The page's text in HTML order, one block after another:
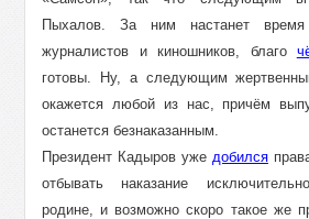
Пыхалов. За ним настанет время
журналистов и киношников, благо
готовы. Ну, а следующим
окажется любой из нас, причём
останется безнаказанным.
Президент Кадыров уже добился
отбывать наказание
родине, и возможно скоро такое же